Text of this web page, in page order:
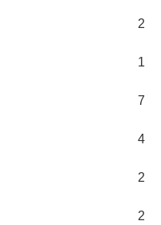
2
1
7
4
2
2